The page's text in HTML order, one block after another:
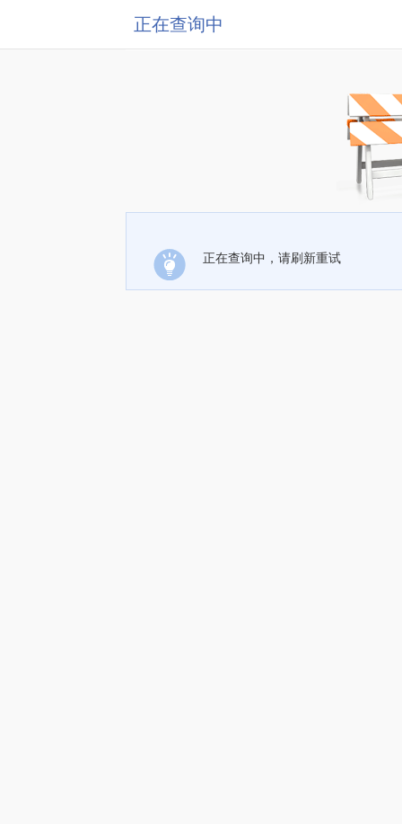
正在查询中
正在查询中，请刷新重试